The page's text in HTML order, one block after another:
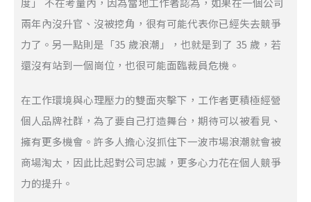
兩年內沒升官、沒被挖角，很有可能代表你已經失去競爭
力了。另一點則是「35 歲浪潮」，也就是到了 35 歲，若
還沒有站到一個崗位，也很可能面臨裁員危機。
在工作環境與心理壓力的雙面夾擊下，工作者更積極經營
個人品牌社群，為了要自己打造舞台，期待可以被看見、
擁有更多機會。許多人擔心沒抓住下一波市場浪潮就會被
商場淘太，因此比起對公司忠誠，更多心力花在個人競爭
力的提升。